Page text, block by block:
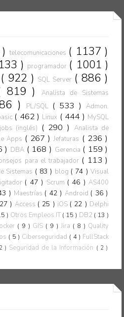
telecomunicaciones ( 1137 )
) programador ( 1001 )
( 922 ) SQL Server ( 886 )
819 ) Analista de Sistemas
) PL/SQL ( 533 )Admon.
( 462 ) Linux ( 444 ) MySQL
jobs (inglés) ( 290 )
Analista de
Apps ( 267 )Jefaturas ( 236 )
) DBA ( 168 ) Gerencia ( 159 )
para el trabajador ( 113 )
Sistemas ( 83 ) blog ( 74 )Visual
( 47 ) Scrum ( 46 ) AS400
) Maestrías ( 42 ) Android ( 36 )
) Access ( 25 ) iOS ( 22 ) Delphi
) Otros Empleos IT ( 15 ) DB2 ( 13 )
( 9 ) GIS ( 9 ) Jira ( 8 ) Quality
( 5 ) Ciberseguridad ( 4 ) FullStack
) Seguridad de la Información ( 2 )